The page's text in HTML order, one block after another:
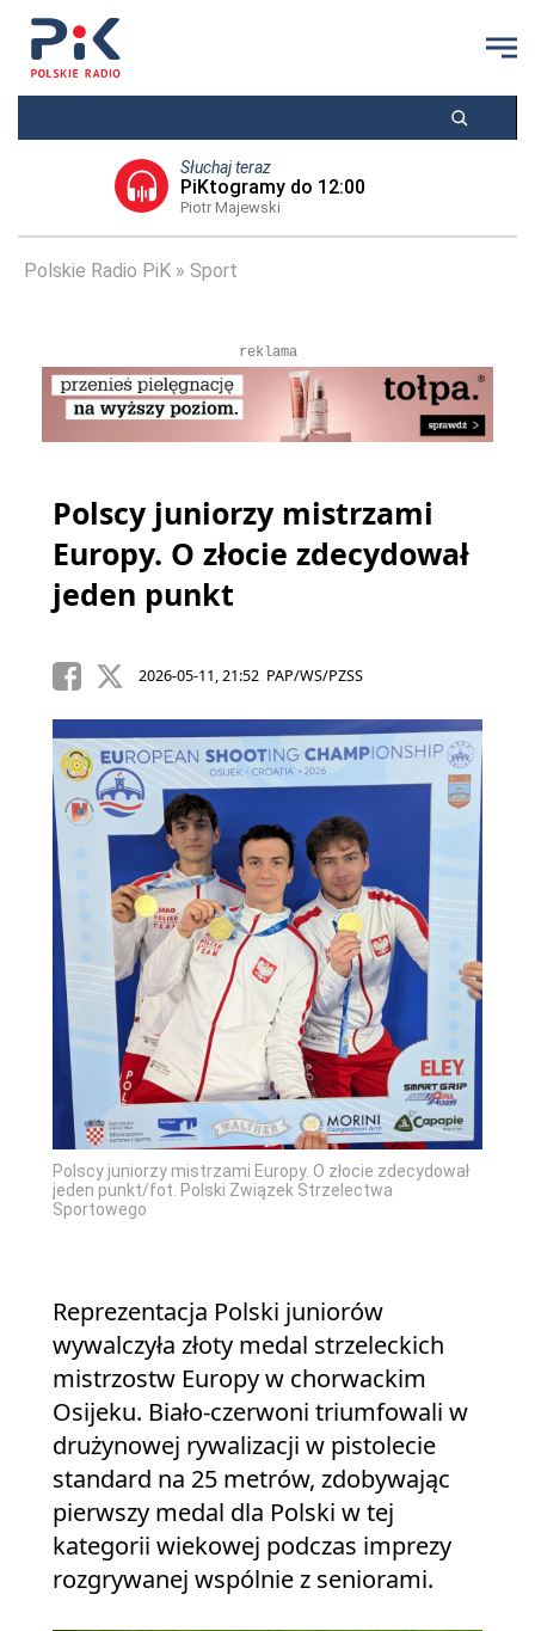
Słuchaj teraz
PiKtogramy do 12:00
Piotr Majewski
Polskie Radio PiK Sport
reklama
Polscy juniorzy mistrzami
Europy. O złocie zdecydował
jeden punkt
2026-05-11, 21:52 PAP/WS/PZSS
Polscy juniorzy mistrzami Europy. O złocie zdecydował
jeden punkt/fot. Polski Związek Strzelectwa
Sportowego
Reprezentacja Polski juniorów
wywalczyła złoty medal strzeleckich
mistrzostw Europy w chorwackim
Osijeku. Biało-czerwoni triumfowali w
drużynowej rywalizacji w pistolecie
standard na 25 metrów, zdobywając
pierwszy medal dla Polski w tej
kategorii wiekowej podczas imprezy
rozgrywanej wspólnie z seniorami.